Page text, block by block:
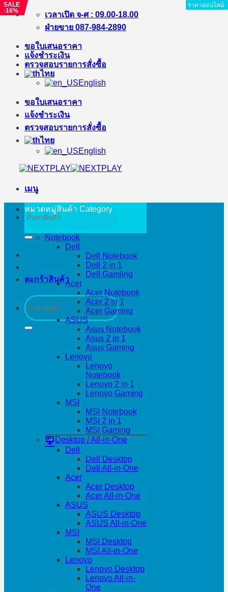
ข้าม
เนื้อหา
เวลาเปิด จ-ศ : 09.00-18.00
ฝ่ายขาย 087-984-2890
ขอใบเสนอราคา
แจ้งชำระเงิน
ตรวจสอบรายการสั่งซื้อ
ไทย
English
ขอใบเสนอราคา
แจ้งชำระเงิน
ตรวจสอบรายการสั่งซื้อ
ไทย
English
เมนู
ค้นหา:
ตะกร้าสินค้า
ค้นหา:
หมวดหมู่สินค้า Category
Notebook
Dell
Dell Notebook
Dell 2 in 1
Dell Gamiing
Acer
Acer Notebook
Acer 2 in 1
Acer Gaming
ASUS
Asus Notebook
Asus 2 in 1
Asus Gaming
Lenovo
Lenovo
Notebook
Lenovo 2 in 1
Lenovo Gaming
MSI
MSI Notebook
MSI 2 in 1
MSI Gaming
Desktop / All-in-One
Dell
Dell Desktop
Dell All-in-One
Acer
Acer Desktop
Acer All-in-One
ASUS
ASUS Desktop
ASUS All-in-One
MSI
MSI Desktop
MSI All-in-One
Lenovo
Lenovo Desktop
Lenovo All-in-
One
SALE
-16%
ราคาออนไลน์
SALE
-29%
ราคาออนไลน์
ราคาออนไลน์
SALE
-17%
ราคาออนไลน์
SALE
-24%
ราคาออนไลน์
SALE
-27%
ราคาออนไลน์
ราคาออนไลน์
SALE
-11%
ราคาออนไลน์
SALE
-15%